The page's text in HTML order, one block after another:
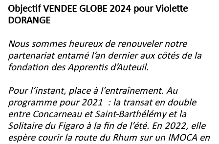
Objectif VENDEE GLOBE 2024 pour Violette
DORANGE
Nous sommes heureux de renouveler notre
partenariat entamé l’an dernier aux côtés de la
fondation des Apprentis d’Auteuil.
Pour l’instant, place à l’entraînement. Au
programme pour 2021 : la transat en double
entre Concarneau et Saint-Barthélémy et la
Solitaire du Figaro à la fin de l’été. En 2022, elle
espère courir la route du Rhum sur un IMOCA en